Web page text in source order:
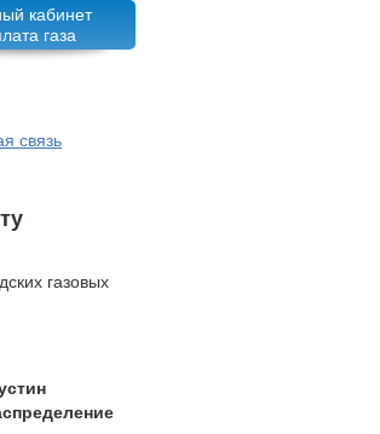
связь
кабинет
газа
газовых